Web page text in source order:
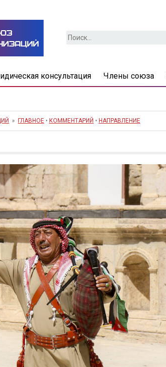
Найти:
консультация Члены союза
» ГЛАВНОЕ • КОММЕНТАРИЙ • НАПРАВЛЕНИЕ